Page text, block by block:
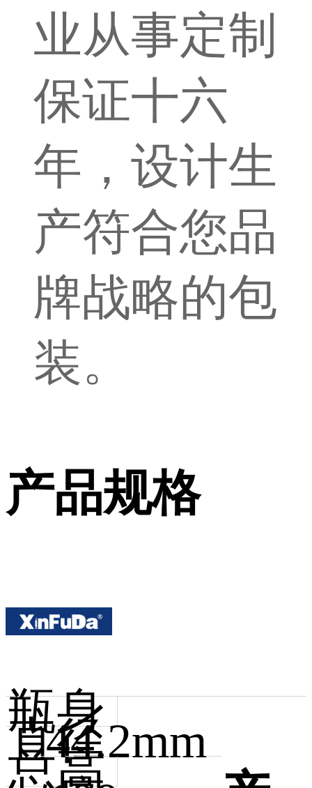
业从事定制
保证十六
年，设计生
产符合您品
牌战略的包
装。
产品规格
瓶身
直径
44.2mm
总高